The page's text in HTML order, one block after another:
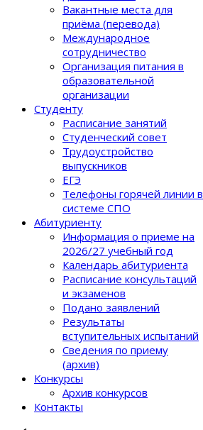
Вакантные места для
приёма (перевода)
Международное
сотрудничество
Организация питания в
образовательной
организации
Студенту
Расписание занятий
Студенческий совет
Трудоустройство
выпускников
ЕГЭ
Телефоны горячей линии в
системе СПО
Абитуриенту
Информация о приеме на
2026/27 учебный год
Календарь абитуриента
Расписание консультаций
и экзаменов
Подано заявлений
Результаты
вступительных испытаний
Сведения по приему
(архив)
Конкурсы
Архив конкурсов
Контакты